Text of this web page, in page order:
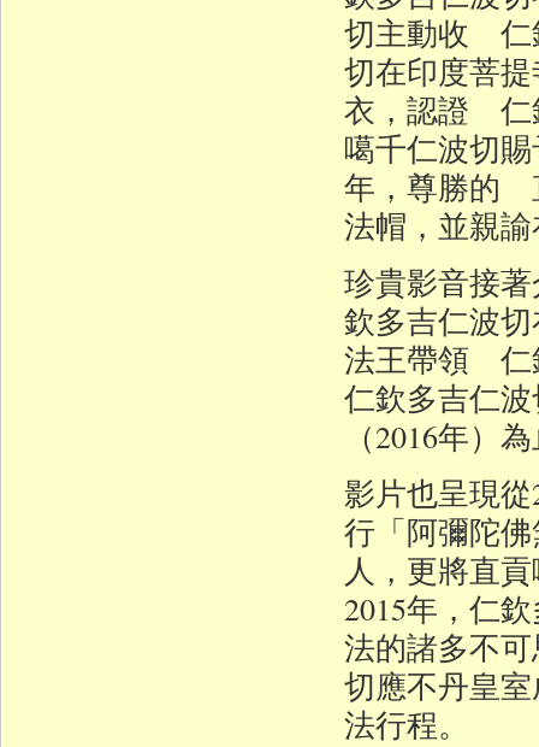
切主動收 仁
切在印度菩
衣，認證 仁
噶千仁波切
年，尊勝的
法帽，並親
珍貴影音接
欽多吉仁波
法王帶領 仁
仁欽多吉仁
（2016年）
影片也呈現
行「阿彌陀
人，更將直
2015年，仁
法的諸多不
切應不丹皇
法行程。